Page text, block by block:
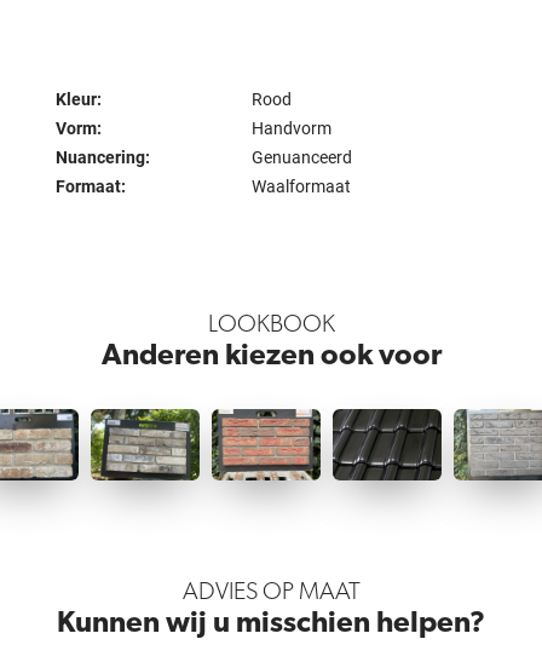
Kleur:
Rood
Vorm:
Handvorm
Nuancering:
Genuanceerd
Formaat:
Waalformaat
LOOKBOOK
Anderen kiezen ook voor
ADVIES OP MAAT
Kunnen wij u misschien helpen?